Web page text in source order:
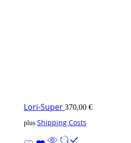
Lori-Super 370,00 €
plus Shipping Costs